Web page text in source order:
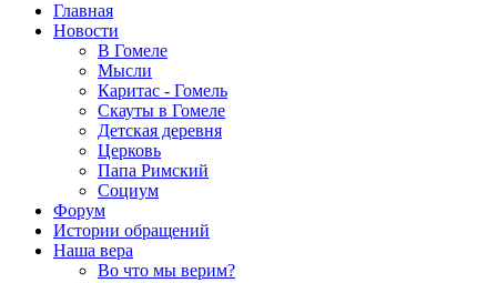
Главная
Новости
В Гомеле
Мысли
Каритас - Гомель
Скауты в Гомеле
Детская деревня
Церковь
Папа Римский
Социум
Форум
Истории обращений
Наша вера
Во что мы верим?